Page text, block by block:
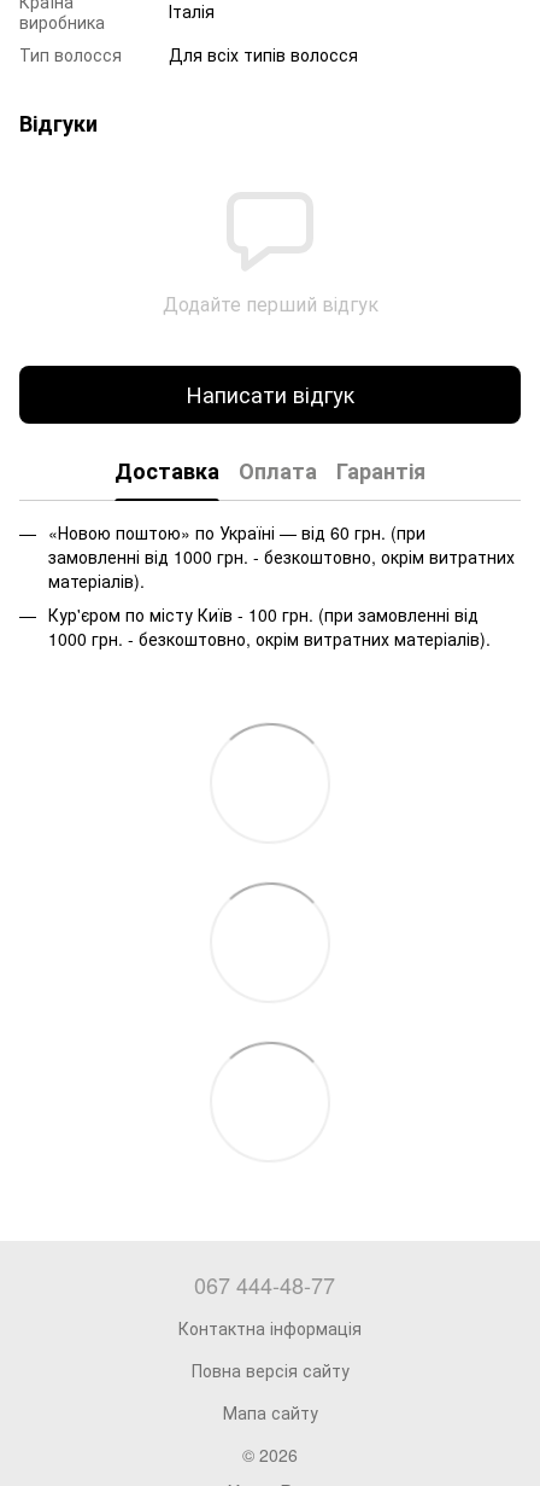
виробника
Італія
Тип волосся
Для всіх типів волосся
Відгуки
Додайте перший відгук
Написати відгук
Доставка Оплата Гарантія
«Новою поштою» по Україні — від 60 грн. (при
замовленні від 1000 грн. - безкоштовно, окрім витратних
матеріалів).
Кур'єром по місту Київ - 100 грн. (при замовленні від
1000 грн. - безкоштовно, окрім витратних матеріалів).
067 444-48-77
Контактна інформація
Повна версія сайту
Мапа сайту
© 2026